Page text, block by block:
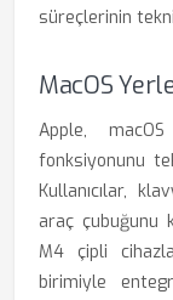
süreçlerinin
MacOS
Apple,
fonksiyonunu
Kullanıcılar,
araç çubuğunu
M4 çipli
birimiyle